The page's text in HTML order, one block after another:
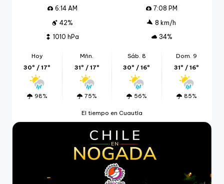
6:14 AM
7:08 PM
42%
8 km/h
1010 hPa
34%
Hoy
30º / 17º
98%
Mñn.
31º / 17º
75%
Sáb. 8
30º / 16º
56%
Dom. 9
31º / 16º
85%
El tiempo en Cuautla